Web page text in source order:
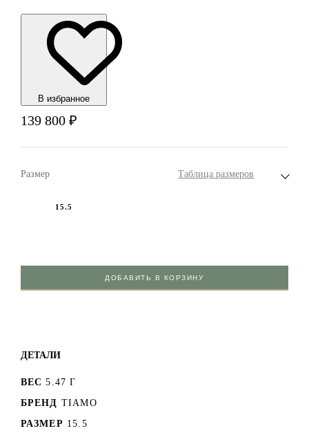
В избранноe
139 800 ₽
Размер Таблица размеров
15.5
ДОБАВИТЬ В КОРЗИНУ
ДЕТАЛИ
ВЕС 5.47 Г
БРЕНД TIAMO
РАЗМЕР 15.5